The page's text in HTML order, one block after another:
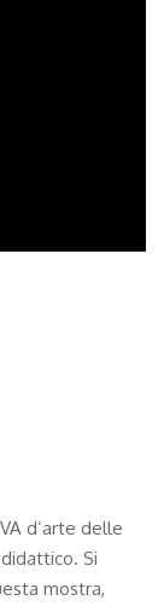
d’arte delle
Si
mostra,